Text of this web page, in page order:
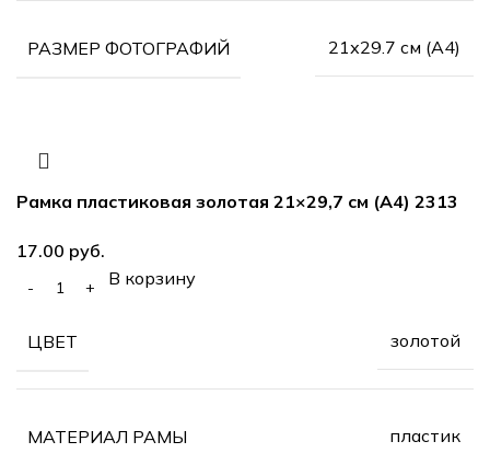
РАЗМЕР ФОТОГРАФИЙ 21х29.7 см (А4)
Рамка пластиковая золотая 21×29,7 см (А4) 2313
руб.
В корзину
ЦВЕТ золотой
МАТЕРИАЛ РАМЫ пластик